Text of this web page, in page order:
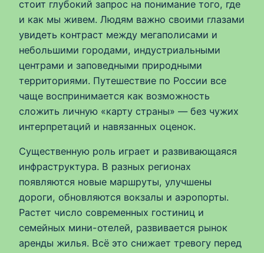
стоит глубокий запрос на понимание того, где
и как мы живем. Людям важно своими глазами
увидеть контраст между мегаполисами и
небольшими городами, индустриальными
центрами и заповедными природными
территориями. Путешествие по России все
чаще воспринимается как возможность
сложить личную «карту страны» — без чужих
интерпретаций и навязанных оценок.
Существенную роль играет и развивающаяся
инфраструктура. В разных регионах
появляются новые маршруты, улучшены
дороги, обновляются вокзалы и аэропорты.
Растет число современных гостиниц и
семейных мини-отелей, развивается рынок
аренды жилья. Всё это снижает тревогу перед